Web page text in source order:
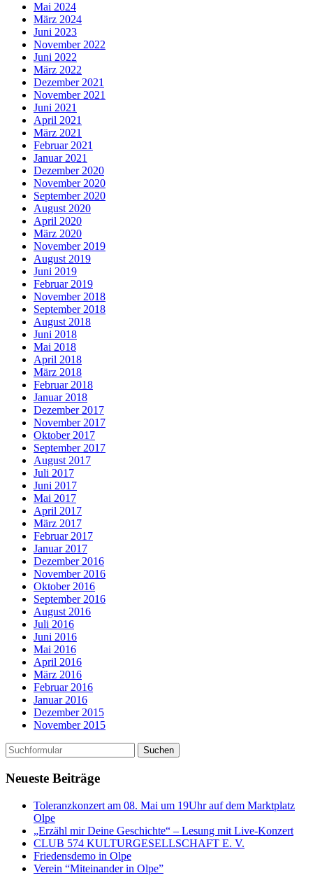
Mai 2024
März 2024
Juni 2023
November 2022
Juni 2022
März 2022
Dezember 2021
November 2021
Juni 2021
April 2021
März 2021
Februar 2021
Januar 2021
Dezember 2020
November 2020
September 2020
August 2020
April 2020
März 2020
November 2019
August 2019
Juni 2019
Februar 2019
November 2018
September 2018
August 2018
Juni 2018
Mai 2018
April 2018
März 2018
Februar 2018
Januar 2018
Dezember 2017
November 2017
Oktober 2017
September 2017
August 2017
Juli 2017
Juni 2017
Mai 2017
April 2017
März 2017
Februar 2017
Januar 2017
Dezember 2016
November 2016
Oktober 2016
September 2016
August 2016
Juli 2016
Juni 2016
Mai 2016
April 2016
März 2016
Februar 2016
Januar 2016
Dezember 2015
November 2015
Neueste Beiträge
Toleranzkonzert am 08. Mai um 19Uhr auf dem Marktplatz
Olpe
„Erzähl mir Deine Geschichte“ – Lesung mit Live-Konzert
CLUB 574 KULTURGESELLSCHAFT E. V.
Friedensdemo in Olpe
Verein “Miteinander in Olpe”